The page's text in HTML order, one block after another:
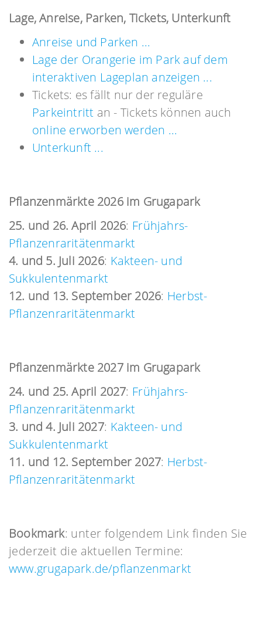
Lage, Anreise, Parken, Tickets, Unterkunft
Anreise und Parken ...
Lage der Orangerie im Park auf dem
interaktiven Lageplan anzeigen ...
Tickets: es fällt nur der reguläre
Parkeintritt an - Tickets können auch
online erworben werden ...
Unterkunft ...
Pflanzenmärkte 2026 im Grugapark
25. und 26. April 2026: Frühjahrs-
Pflanzenraritätenmarkt
4. und 5. Juli 2026: Kakteen- und
Sukkulentenmarkt
12. und 13. September 2026: Herbst-
Pflanzenraritätenmarkt
Pflanzenmärkte 2027 im Grugapark
24. und 25. April 2027: Frühjahrs-
Pflanzenraritätenmarkt
3. und 4. Juli 2027: Kakteen- und
Sukkulentenmarkt
11. und 12. September 2027: Herbst-
Pflanzenraritätenmarkt
Bookmark: unter folgendem Link finden Sie
jederzeit die aktuellen Termine:
www.grugapark.de/pflanzenmarkt